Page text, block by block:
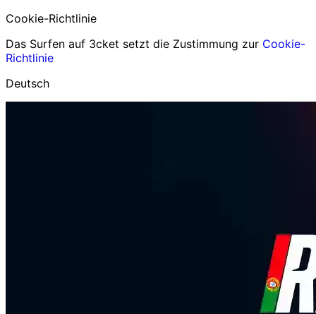
Cookie-Richtlinie
Das Surfen auf 3cket setzt die Zustimmung zur Cookie-
Richtlinie
Deutsch